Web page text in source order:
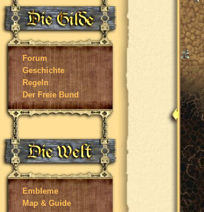
Forum
Geschichte
Regeln
Der Freie Bund
Embleme
Map & Guide